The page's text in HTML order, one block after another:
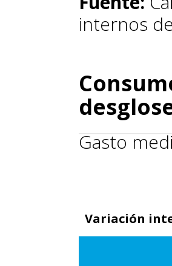
internos
Gasto
Variación